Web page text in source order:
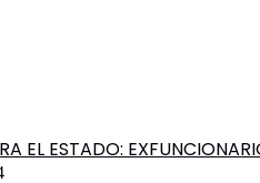
EL ESTADO: